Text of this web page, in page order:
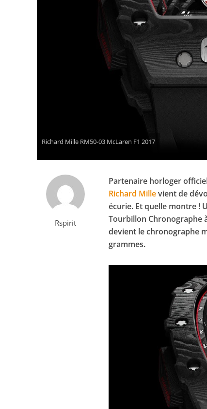
Richard Mille RM50-03 McLaren F1 2017
Rspirit
Partenaire horloger
Richard Millevient de
écurie. Et quelle montre !
Tourbillon Chronographe
devient le chronographe
grammes.